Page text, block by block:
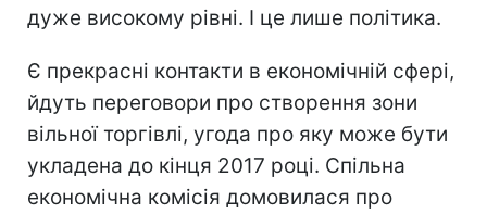
дуже високому рівні. І це лише політика.
Є прекрасні контакти в економічній сфері,
йдуть переговори про створення зони
вільної торгівлі, угода про яку може бути
укладена до кінця 2017 році. Спільна
економічна комісія домовилася про